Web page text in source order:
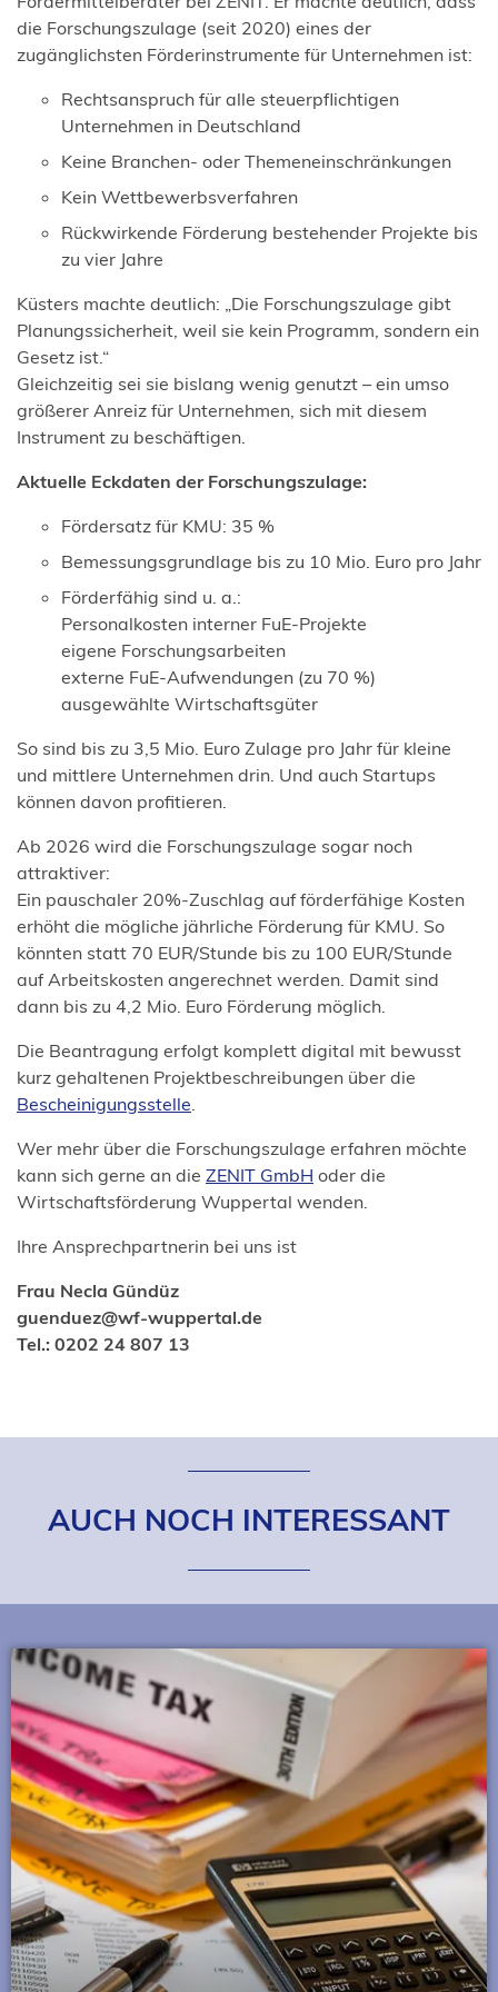
die Forschungszulage (seit 2020) eines der
zugänglichsten Förderinstrumente für Unternehmen ist:
Rechtsanspruch für alle steuerpflichtigen
Unternehmen in Deutschland
Keine Branchen- oder Themeneinschränkungen
Kein Wettbewerbsverfahren
Rückwirkende Förderung bestehender Projekte bis
zu vier Jahre
Küsters machte deutlich: „Die Forschungszulage gibt
Planungssicherheit, weil sie kein Programm, sondern ein
Gesetz ist.“
Gleichzeitig sei sie bislang wenig genutzt – ein umso
größerer Anreiz für Unternehmen, sich mit diesem
Instrument zu beschäftigen.
Aktuelle Eckdaten der Forschungszulage:
Fördersatz für KMU: 35 %
Bemessungsgrundlage bis zu 10 Mio. Euro pro Jahr
Förderfähig sind u. a.:
Personalkosten interner FuE-Projekte
eigene Forschungsarbeiten
externe FuE-Aufwendungen (zu 70 %)
ausgewählte Wirtschaftsgüter
So sind bis zu 3,5 Mio. Euro Zulage pro Jahr für kleine
und mittlere Unternehmen drin. Und auch Startups
können davon profitieren.
Ab 2026 wird die Forschungszulage sogar noch
attraktiver:
Ein pauschaler 20%-Zuschlag auf förderfähige Kosten
erhöht die mögliche jährliche Förderung für KMU. So
könnten statt 70 EUR/Stunde bis zu 100 EUR/Stunde
auf Arbeitskosten angerechnet werden. Damit sind
dann bis zu 4,2 Mio. Euro Förderung möglich.
Die Beantragung erfolgt komplett digital mit bewusst
kurz gehaltenen Projektbeschreibungen über die
Bescheinigungsstelle
(Öffnet
einem
neuen
Tab)
Wer mehr über die Forschungszulage erfahren möchte
kann sich gerne an die ZENIT GmbH
(Öffnet
neuen
Tab)
oder die
Wirtschaftsförderung Wuppertal wenden.
Ihre Ansprechpartnerin bei uns ist
Frau Necla Gündüz
guenduez
wf-wuppertal de
Tel.: 0202 24 807 13
AUCH NOCH INTERESSANT